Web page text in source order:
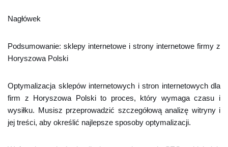
Nagłówek
Podsumowanie: sklepy internetowe i strony internetowe firmy z
Horyszowa Polski
Optymalizacja sklepów internetowych i stron internetowych dla
firm z Horyszowa Polski to proces, który wymaga czasu i
wysiłku. Musisz przeprowadzić szczegółową analizę witryny i
jej treści, aby określić najlepsze sposoby optymalizacji.